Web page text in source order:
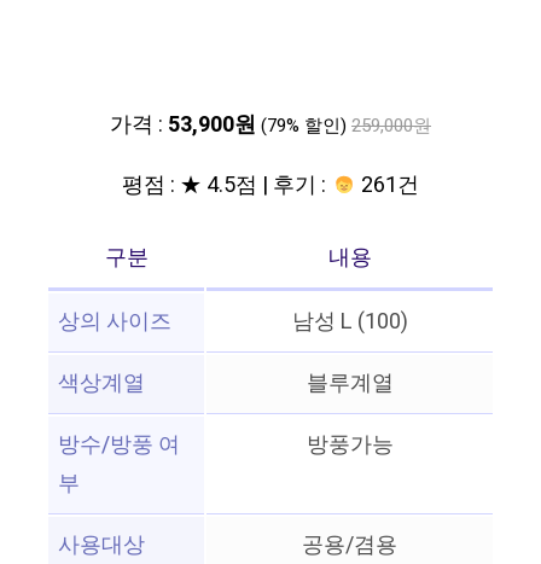
가격 : 53,900원 (79% 할인) 259,000원
평점 : ★ 4.5점 | 후기 : 261건
구분
내용
상의 사이즈
남성 L (100)
색상계열
블루계열
방수/방풍 여
부
방풍가능
사용대상
공용/겸용